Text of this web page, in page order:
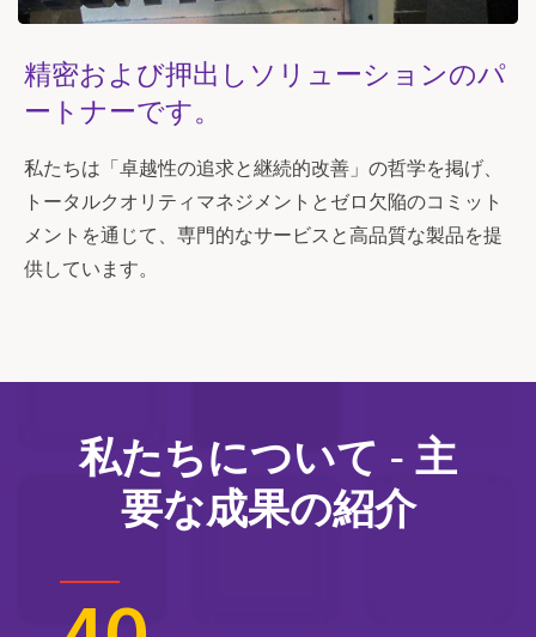
精密および押出しソリューションのパ
ートナーです。
私たちは「卓越性の追求と継続的改善」の哲学を掲げ、
トータルクオリティマネジメントとゼロ欠陥のコミット
メントを通じて、専門的なサービスと高品質な製品を提
供しています。
私たちについて - 主
要な成果の紹介